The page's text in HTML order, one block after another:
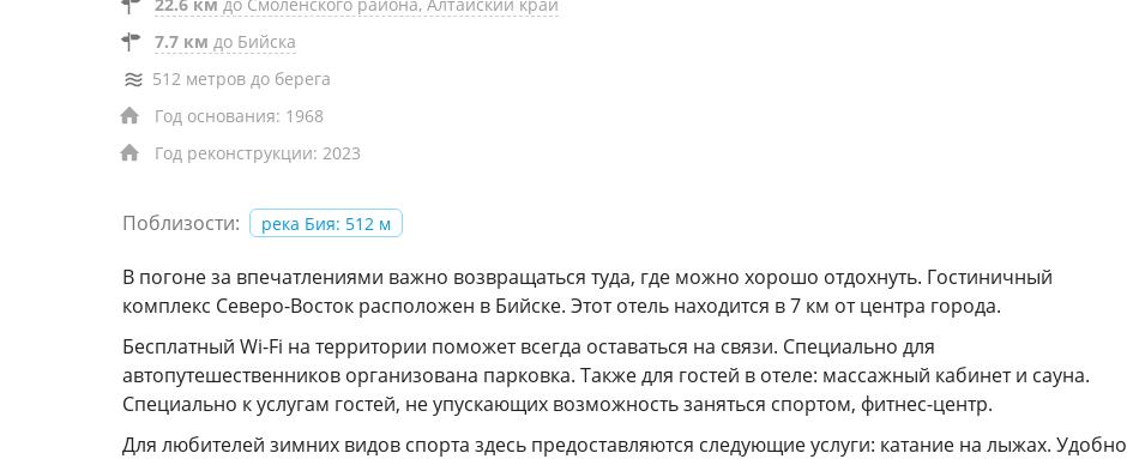
7.7 км до Бийска
512 метров до берега
Год основания: 1968
Год реконструкции: 2023
Поблизости: река Бия: 512 м
В погоне за впечатлениями важно возвращаться туда, где можно хорошо отдохнуть. Гостиничный
комплекс Северо-Восток расположен в Бийске. Этот отель находится в 7 км от центра города.
Бесплатный Wi-Fi на территории поможет всегда оставаться на связи. Специально для
автопутешественников организована парковка. Также для гостей в отеле: массажный кабинет и сауна.
Специально к услугам гостей, не упускающих возможность заняться спортом, фитнес-центр.
Для любителей зимних видов спорта здесь предоставляются следующие услуги: катание на лыжах. Удобно